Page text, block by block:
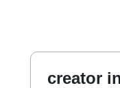
creator